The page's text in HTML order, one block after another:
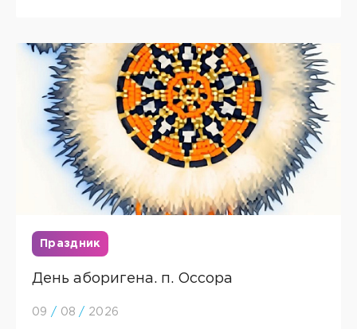
Праздник
День аборигена. п. Оссора
09 / 08 / 2026